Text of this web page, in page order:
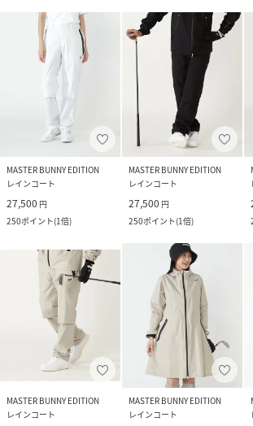
MASTER BUNNY EDITION
レインコート
27,500 円
250ポイント(1倍)
MASTER BUNNY EDITION
レインコート
27,500 円
250ポイント(1倍)
MASTER BUNNY EDITION
レインコート
MASTER BUNNY EDITION
レインコート